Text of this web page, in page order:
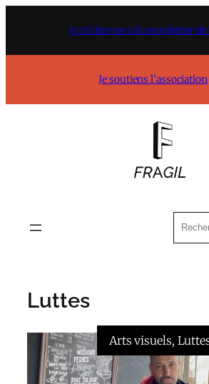
Je m’abonne à la newsletter
Je soutiens l’association
Luttes
Arts visuels,